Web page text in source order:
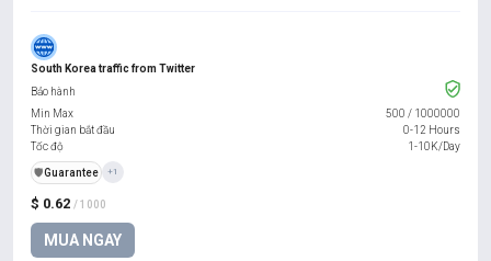
South Korea traffic from Twitter
$ 0.62 / 1000
MUA NGAY
Bảo hành
Min Max
500 / 1000000
Thời gian bắt đầu
0-12 Hours
Tốc độ
1-10K/Day
️🛡️Guarantee +1